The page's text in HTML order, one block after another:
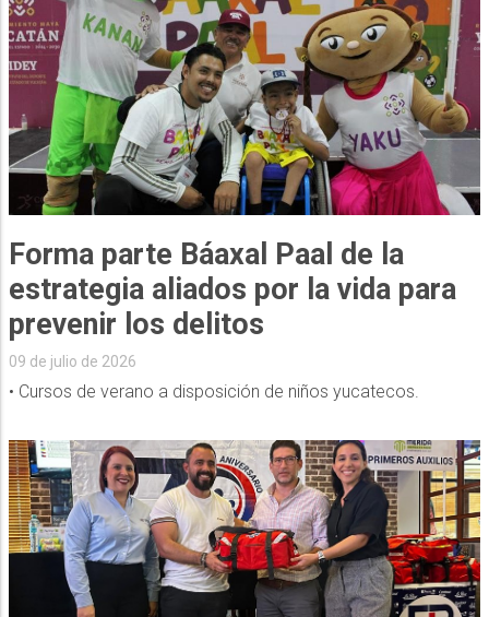
Forma parte Báaxal Paal de la
estrategia aliados por la vida para
prevenir los delitos
09 de julio de 2026
• Cursos de verano a disposición de niños yucatecos.